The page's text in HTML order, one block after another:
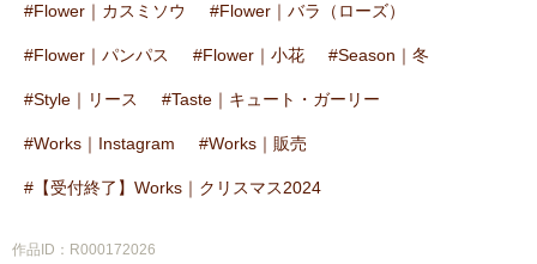
Flower｜カスミソウ Flower｜バラ（ローズ）
Flower｜パンパス Flower｜小花 Season｜冬
Style｜リース Taste｜キュート・ガーリー
Works｜Instagram Works｜販売
【受付終了】Works｜クリスマス2024
作品ID：R000172026